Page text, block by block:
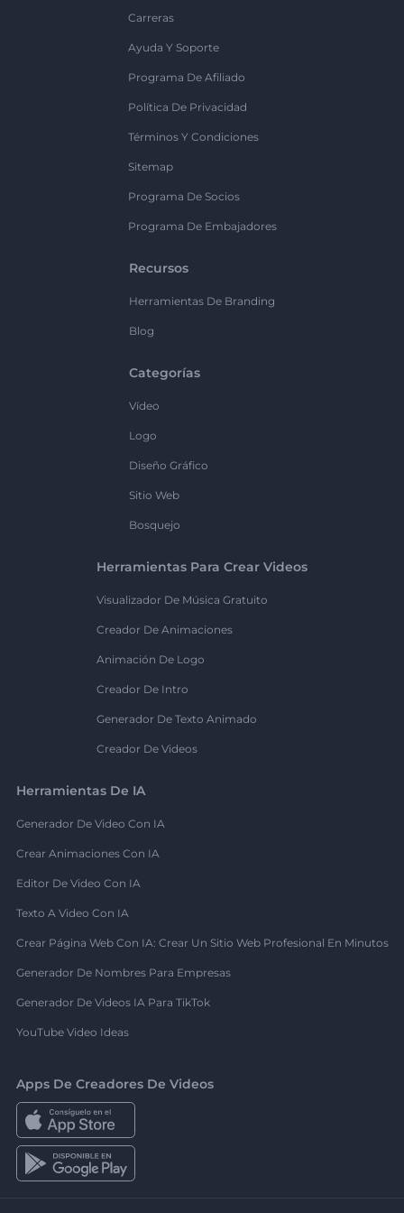
Carreras
Ayuda Y Soporte
Programa De Afiliado
Política De Privacidad
Términos Y Condiciones
Sitemap
Programa De Socios
Programa De Embajadores
Recursos
Herramientas De Branding
Blog
Categorías
Vídeo
Logo
Diseño Gráfico
Sitio Web
Bosquejo
Herramientas Para Crear Videos
Visualizador De Música Gratuito
Creador De Animaciones
Animación De Logo
Creador De Intro
Generador De Texto Animado
Creador De Videos
Herramientas De IA
Generador De Video Con IA
Crear Animaciones Con IA
Editor De Video Con IA
Texto A Video Con IA
Crear Página Web Con IA: Crear Un Sitio Web Profesional En Minutos
Generador De Nombres Para Empresas
Generador De Videos IA Para TikTok
YouTube Video Ideas
Apps De Creadores De Videos